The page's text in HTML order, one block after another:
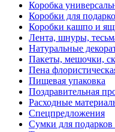
Коробка
Коробки для
Коробки кашпо и
Лента, шнуры,
Натуральные
Пакеты, мешочки,
Пена
Пищевая упаковка
Поздравительная
Расходные
Спецпредложения
Сумки для подарков